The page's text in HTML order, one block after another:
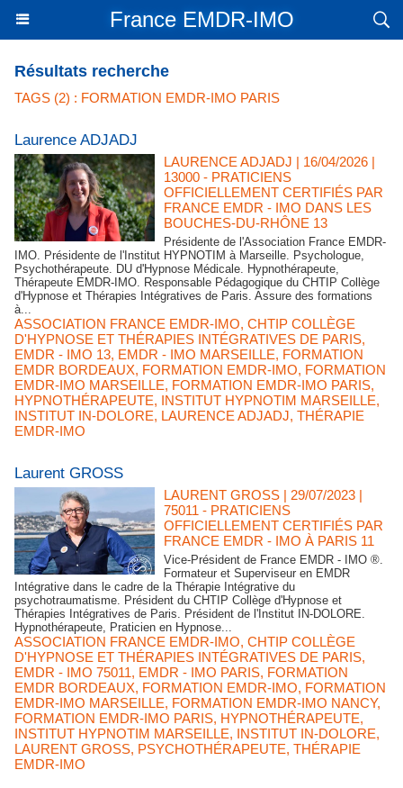
France EMDR-IMO
Résultats recherche
TAGS (2) : FORMATION EMDR-IMO PARIS
Laurence ADJADJ
LAURENCE ADJADJ | 16/04/2026 |
13000 - PRATICIENS
OFFICIELLEMENT CERTIFIÉS PAR
FRANCE EMDR - IMO DANS LES
BOUCHES-DU-RHÔNE 13
Présidente de l'Association France EMDR-
IMO. Présidente de l'Institut HYPNOTIM à Marseille. Psychologue,
Psychothérapeute. DU d'Hypnose Médicale. Hypnothérapeute,
Thérapeute EMDR-IMO. Responsable Pédagogique du CHTIP Collège
d'Hypnose et Thérapies Intégratives de Paris. Assure des formations
à...
ASSOCIATION FRANCE EMDR-IMO, CHTIP COLLÈGE
D'HYPNOSE ET THÉRAPIES INTÉGRATIVES DE PARIS,
EMDR - IMO 13, EMDR - IMO MARSEILLE, FORMATION
EMDR BORDEAUX, FORMATION EMDR-IMO, FORMATION
EMDR-IMO MARSEILLE, FORMATION EMDR-IMO PARIS,
HYPNOTHÉRAPEUTE, INSTITUT HYPNOTIM MARSEILLE,
INSTITUT IN-DOLORE, LAURENCE ADJADJ, THÉRAPIE
EMDR-IMO
Laurent GROSS
LAURENT GROSS | 29/07/2023 |
75011 - PRATICIENS
OFFICIELLEMENT CERTIFIÉS PAR
FRANCE EMDR - IMO À PARIS 11
Vice-Président de France EMDR - IMO ®.
Formateur et Superviseur en EMDR
Intégrative dans le cadre de la Thérapie Intégrative du
psychotraumatisme. Président du CHTIP Collège d'Hypnose et
Thérapies Intégratives de Paris. Président de l'Institut IN-DOLORE.
Hypnothérapeute, Praticien en Hypnose...
ASSOCIATION FRANCE EMDR-IMO, CHTIP COLLÈGE
D'HYPNOSE ET THÉRAPIES INTÉGRATIVES DE PARIS,
EMDR - IMO 75011, EMDR - IMO PARIS, FORMATION
EMDR BORDEAUX, FORMATION EMDR-IMO, FORMATION
EMDR-IMO MARSEILLE, FORMATION EMDR-IMO NANCY,
FORMATION EMDR-IMO PARIS, HYPNOTHÉRAPEUTE,
INSTITUT HYPNOTIM MARSEILLE, INSTITUT IN-DOLORE,
LAURENT GROSS, PSYCHOTHÉRAPEUTE, THÉRAPIE
EMDR-IMO